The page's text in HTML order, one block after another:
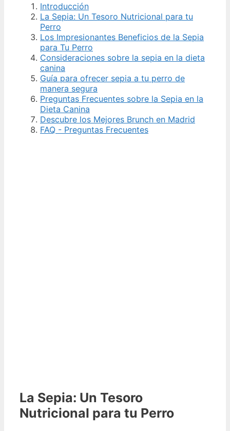
Introducción
La Sepia: Un Tesoro Nutricional para tu
Perro
Los Impresionantes Beneficios de la Sepia
para Tu Perro
Consideraciones sobre la sepia en la dieta
canina
Guía para ofrecer sepia a tu perro de
manera segura
Preguntas Frecuentes sobre la Sepia en la
Dieta Canina
Descubre los Mejores Brunch en Madrid
FAQ - Preguntas Frecuentes
La Sepia: Un Tesoro
Nutricional para tu Perro